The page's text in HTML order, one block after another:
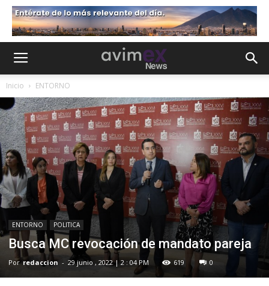
Inicio ENTORNO
ENTORNO POLITICA
Busca MC revocación de mandato pareja
Por redaccion - 29 junio , 2022 | 2 : 04 PM 619 0